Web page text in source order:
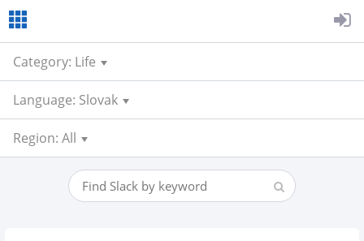
Category: Life
Language: Slovak
Region: All